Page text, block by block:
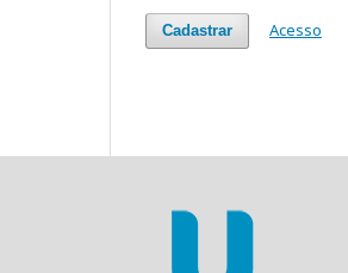
Cadastrar Acesso